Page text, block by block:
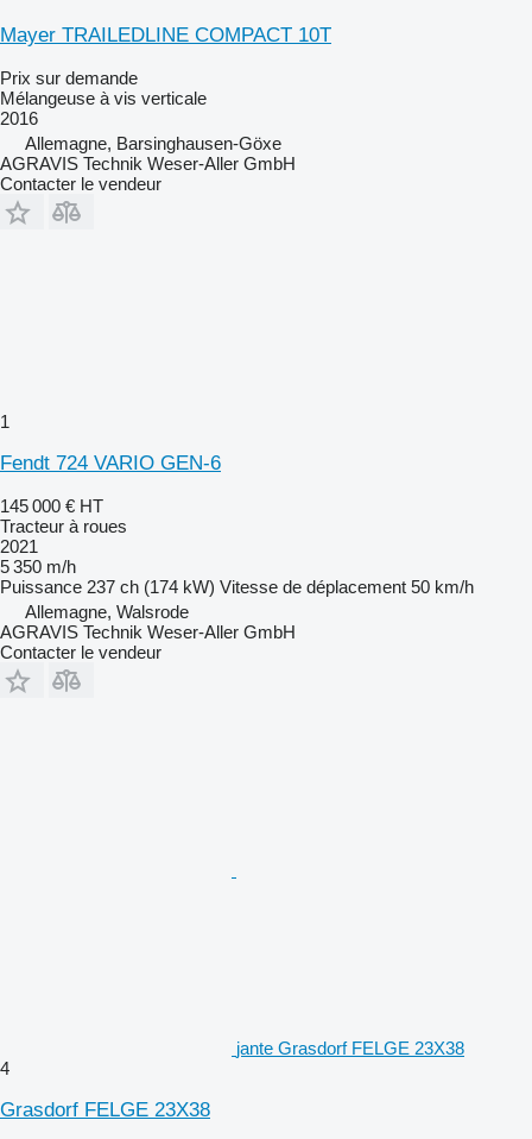
Mayer TRAILEDLINE COMPACT 10T
Prix sur demande
Mélangeuse à vis verticale
2016
Allemagne, Barsinghausen-Göxe
AGRAVIS Technik Weser-Aller GmbH
Contacter le vendeur
1
Fendt 724 VARIO GEN-6
145 000 € HT
Tracteur à roues
2021
5 350 m/h
Puissance 237 ch (174 kW) Vitesse de déplacement 50 km/h
Allemagne, Walsrode
AGRAVIS Technik Weser-Aller GmbH
Contacter le vendeur
jante Grasdorf FELGE 23X38
4
Grasdorf FELGE 23X38